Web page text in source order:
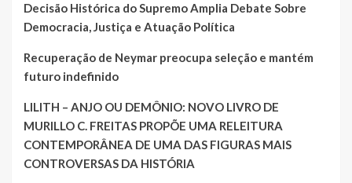
Decisão Histórica do Supremo Amplia Debate Sobre
Democracia, Justiça e Atuação Política
Recuperação de Neymar preocupa seleção e mantém
futuro indefinido
LILITH – ANJO OU DEMÔNIO: NOVO LIVRO DE
MURILLO C. FREITAS PROPÕE UMA RELEITURA
CONTEMPORÂNEA DE UMA DAS FIGURAS MAIS
CONTROVERSAS DA HISTÓRIA